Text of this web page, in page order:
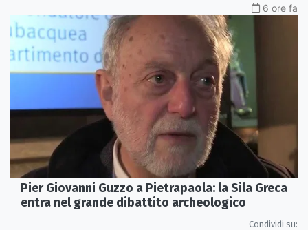
6 ore fa
Pier Giovanni Guzzo a Pietrapaola: la Sila Greca
entra nel grande dibattito archeologico
Condividi su: